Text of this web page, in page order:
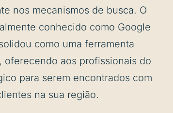
nos mecanismos de busca. O
conhecido como Google
como uma ferramenta
oferecendo aos profissionais do
para serem encontrados com
na sua região.